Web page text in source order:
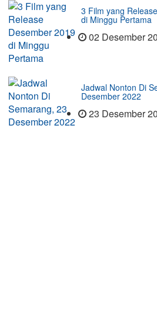
3 Film yang
di Minggu Pertama
02 Desember
Jadwal Nonton Di
Desember 2022
23 Desember